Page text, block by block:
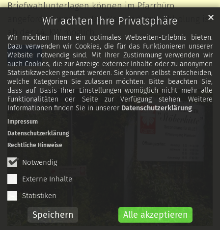
Wir achten Ihre Privatsphäre
Wir möchten Ihnen ein optimales Webseiten-Erlebnis bieten.
Dazu verwenden wir Cookies, die für das Funktionieren unserer
Website notwendig sind. Mit Ihrer Zustimmung verwenden wir
auch Cookies, die zur Anzeige externer Inhalte oder zu anonymen
Statistikzwecken genutzt werden. Sie können selbst entscheiden,
welche Kategorien Sie zulassen möchten. Bitte beachten Sie,
dass auf Basis Ihrer Einstellungen womöglich nicht mehr alle
Funktionalitäten der Seite zur Verfügung stehen. Weitere
Informationen finden Sie in unserer Datenschutzerklärung.
Notwendig
Externe Inhalte
Statistiken
Speichern Alle akzeptieren
✕
Impressum
Datenschutzerklärung
Rechtliche Hinweise
Briefwahlunterlagen können im Pfarrbüro
angefordert werden. Der Versand bzw. Abholung ist
ab der 44. KW möglich.
Mehr